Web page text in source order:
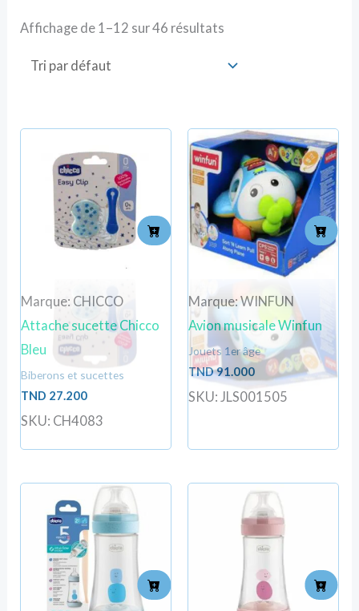
Affichage de 1–12 sur 46 résultats
Marque: CHICCO
Attache sucette Chicco
Bleu
Biberons et sucettes
TND 27.200
SKU: CH4083
Marque: WINFUN
Avion musicale Winfun
Jouets 1er âge
TND91.000
SKU: JLS001505